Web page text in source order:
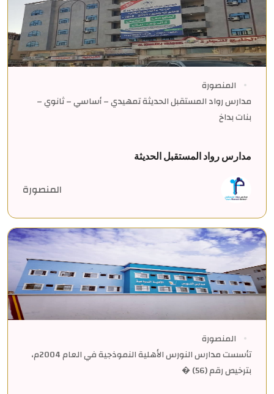
المنصورة
مدارس رواد المستقبل الحديثة تمهيدي – أساسي – ثانوي –
بنات بداخ
مدارس رواد المستقبل الحديثة
المنصورة
المنصورة
تأسست مدارس النورس الأهلية النموذجية في العام 2004م،
بترخيص رقم (56) �